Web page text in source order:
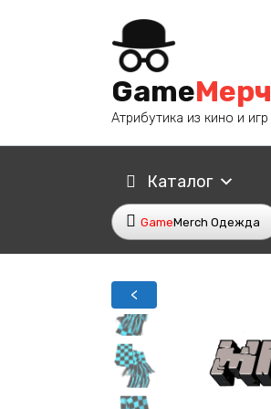
GameМерч
Атрибутика из кино и игр
Каталог
GameMerch Одежда
<